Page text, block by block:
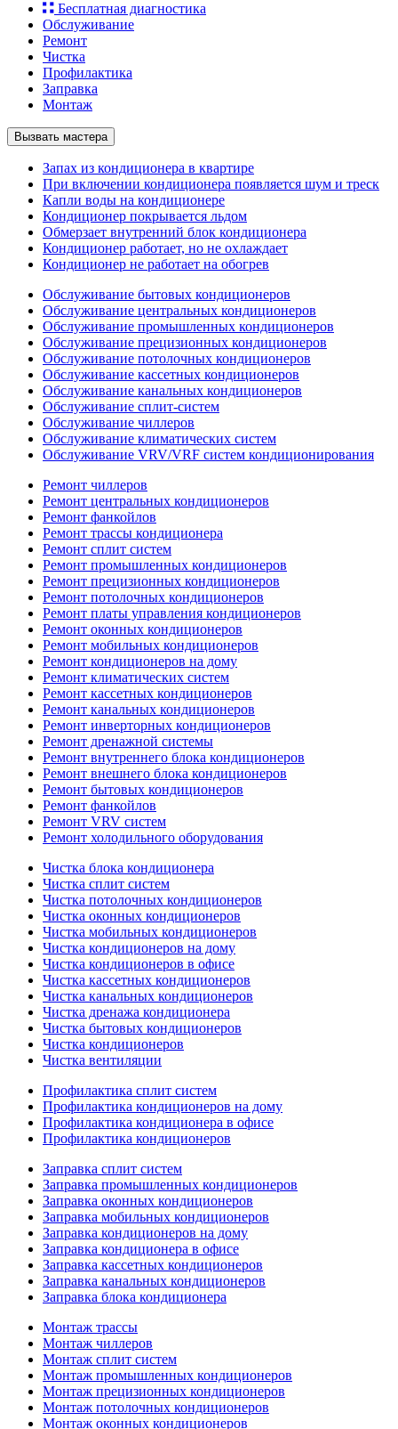
Бесплатная диагностика
Обслуживание
Ремонт
Чистка
Профилактика
Заправка
Монтаж
Вызвать мастера
Запах из кондиционера в квартире
При включении кондиционера появляется шум и треск
Капли воды на кондиционере
Кондиционер покрывается льдом
Обмерзает внутренний блок кондиционера
Кондиционер работает, но не охлаждает
Кондиционер не работает на обогрев
Обслуживание бытовых кондиционеров
Обслуживание центральных кондиционеров
Обслуживание промышленных кондиционеров
Обслуживание прецизионных кондиционеров
Обслуживание потолочных кондиционеров
Обслуживание кассетных кондиционеров
Обслуживание канальных кондиционеров
Обслуживание сплит-систем
Обслуживание чиллеров
Обслуживание климатических систем
Обслуживание VRV/VRF систем кондиционирования
Ремонт чиллеров
Ремонт центральных кондиционеров
Ремонт фанкойлов
Ремонт трассы кондиционера
Ремонт сплит систем
Ремонт промышленных кондиционеров
Ремонт прецизионных кондиционеров
Ремонт потолочных кондиционеров
Ремонт платы управления кондиционеров
Ремонт оконных кондиционеров
Ремонт мобильных кондиционеров
Ремонт кондиционеров на дому
Ремонт климатических систем
Ремонт кассетных кондиционеров
Ремонт канальных кондиционеров
Ремонт инверторных кондиционеров
Ремонт дренажной системы
Ремонт внутреннего блока кондиционеров
Ремонт внешнего блока кондиционеров
Ремонт бытовых кондиционеров
Ремонт фанкойлов
Ремонт VRV систем
Ремонт холодильного оборудования
Чистка блока кондиционера
Чистка сплит систем
Чистка потолочных кондиционеров
Чистка оконных кондиционеров
Чистка мобильных кондиционеров
Чистка кондиционеров на дому
Чистка кондиционеров в офисе
Чистка кассетных кондиционеров
Чистка канальных кондиционеров
Чистка дренажа кондиционера
Чистка бытовых кондиционеров
Чистка кондиционеров
Чистка вентиляции
Профилактика сплит систем
Профилактика кондиционеров на дому
Профилактика кондиционера в офисе
Профилактика кондиционеров
Заправка сплит систем
Заправка промышленных кондиционеров
Заправка оконных кондиционеров
Заправка мобильных кондиционеров
Заправка кондиционеров на дому
Заправка кондиционера в офисе
Заправка кассетных кондиционеров
Заправка канальных кондиционеров
Заправка блока кондиционера
Монтаж трассы
Монтаж чиллеров
Монтаж сплит систем
Монтаж промышленных кондиционеров
Монтаж прецизионных кондиционеров
Монтаж потолочных кондиционеров
Монтаж оконных кондиционеров